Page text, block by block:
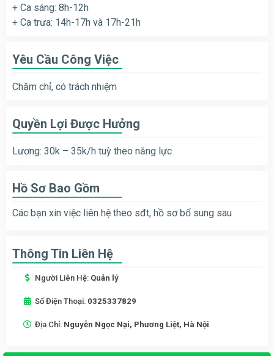
+ Ca sáng: 8h-12h
+ Ca trưa: 14h-17h và 17h-21h
Yêu Cầu Công Việc
Chăm chỉ, có trách nhiệm
Quyền Lợi Được Hưởng
Lương: 30k – 35k/h tuỳ theo năng lực
Hồ Sơ Bao Gồm
Các bạn xin việc liên hệ theo sđt, hồ sơ bổ sung sau
Thông Tin Liên Hệ
Người Liên Hệ: Quản lý
Số Điện Thoại: 0325337829
Địa Chỉ: Nguyễn Ngọc Nại, Phương Liệt, Hà Nội